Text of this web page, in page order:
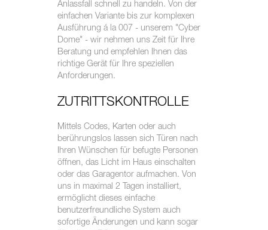
Anlassfall schnell zu handeln. Von der
einfachen Variante bis zur komplexen
Ausführung á la 007 - unserem "Cyber
Dome" - wir nehmen uns Zeit für Ihre
Beratung und empfehlen Ihnen das
richtige Gerät für Ihre speziellen
Anforderungen.
ZUTRITTSKONTROLLE
Mittels Codes, Karten oder auch
berührungslos lassen sich Türen nach
Ihren Wünschen für befugte Personen
öffnen, das Licht im Haus einschalten
oder das Garagentor aufmachen. Von
uns in maximal 2 Tagen installiert,
ermöglicht dieses einfache
benutzerfreundliche System auch
sofortige Änderungen und kann sogar